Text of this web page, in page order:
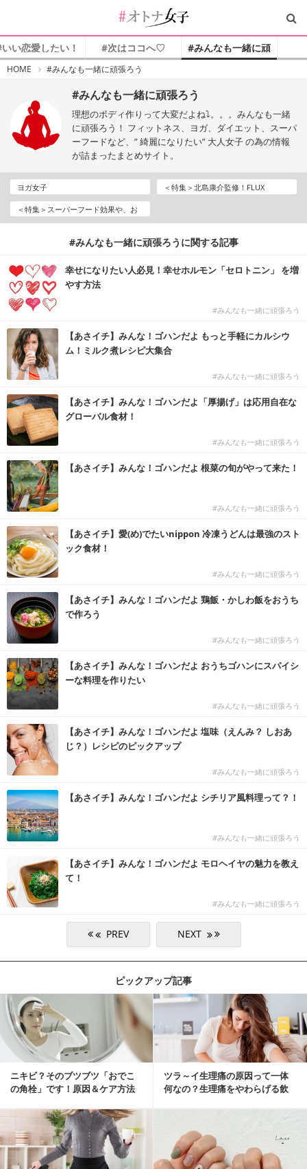
い恋愛したい！ #次はココへ♡
#みんなも一緒に頑
張ろう
HOME
女
子
#みんなも一緒に頑張ろう
#みんなも一緒に頑張ろう
理想のボディ作りって大変だよね⤵️。。。みんなも一緒
に頑張ろう！ フィットネス、ヨガ、ダイエット、スーパ
ーフードなど、” 綺麗になりたい” 大人女子 の為の情報
が詰まったまとめサイト。
ヨガ女子
＜特集＞北島康介監修！FLUX
＜特集＞スーパーフード効果や、お
すすめの種類をご紹介
#みんなも一緒に頑張ろうに関する記事
幸せになりたい人必見！幸せホルモン「セロトニン」 を増
やす方法
#みんなも一緒に頑張ろう
【あさイチ】みんな！ゴハンだよ もっと手軽にカルシウ
ム！ミルク煮レシピ大集合
#みんなも一緒に頑張ろう
【あさイチ】みんな！ゴハンだよ「厚揚げ」は応用自在な
グローバル食材！
#みんなも一緒に頑張ろう
【あさイチ】みんな！ゴハンだよ 根菜の旬がやって来た！
#みんなも一緒に頑張ろう
【あさイチ】愛(め)でたいnippon 冷凍うどんは最強のスト
ック食材！
#みんなも一緒に頑張ろう
【あさイチ】みんな！ゴハンだよ 鶏飯・かしわ飯をおうち
で作ろう
#みんなも一緒に頑張ろう
【あさイチ】みんな！ゴハンだよ おうちゴハンにスパイシ
ーな料理を作りたい
#みんなも一緒に頑張ろう
【あさイチ】みんな！ゴハンだよ 塩味（えんみ？ しおあ
じ？）レシピのピックアップ
#みんなも一緒に頑張ろう
【あさイチ】みんな！ゴハンだよ シチリア風料理って？！
#みんなも一緒に頑張ろう
【あさイチ】みんな！ゴハンだよ モロヘイヤの魅力を教え
て！
#みんなも一緒に頑張ろう
ピックアップ記事
ニキビ？そのブツブツ「おでこ
の角栓」です！原因＆ケア方法
ツラ～イ生理痛の原因って一体
何なの？生理痛をやわらげる飲